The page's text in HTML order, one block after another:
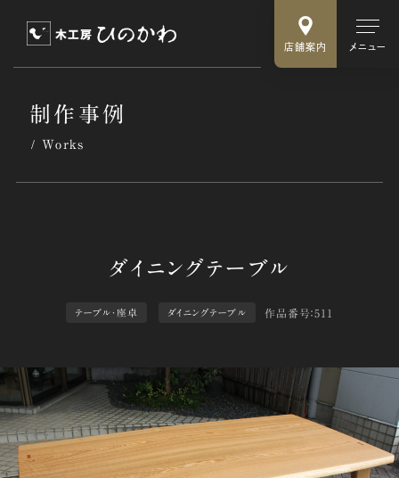
店舗案内 メニュー
制作事例
Works
テーブル・座卓 ダイニングテーブル 作品番号：511